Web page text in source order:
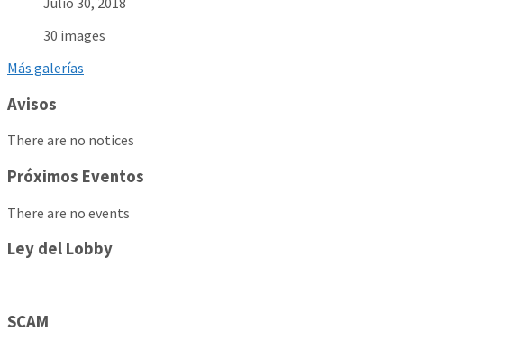
30 images
Más galerías
Avisos
There are no notices
Próximos Eventos
There are no events
Ley del Lobby
SCAM